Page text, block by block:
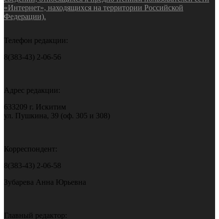
«Интернет», находящихся на территории Российской
Федерации).
Телефон редакции:
8(383-43) 2-06-56
Адрес редакции:
633209 г. Искитим
ул. Пушкина, 39 (оф. 305 и 308)
Корреспондент:
8(383-43) 2-06-58
Зубарева Анна Юрьевна
Главный редактор: